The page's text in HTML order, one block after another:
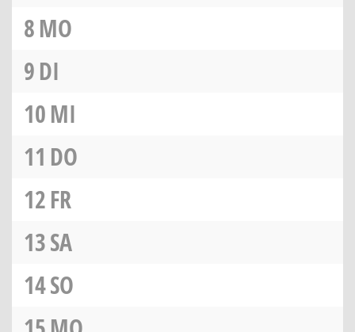
8MO
9DI
10MI
11 DO
12FR
13SA
14SO